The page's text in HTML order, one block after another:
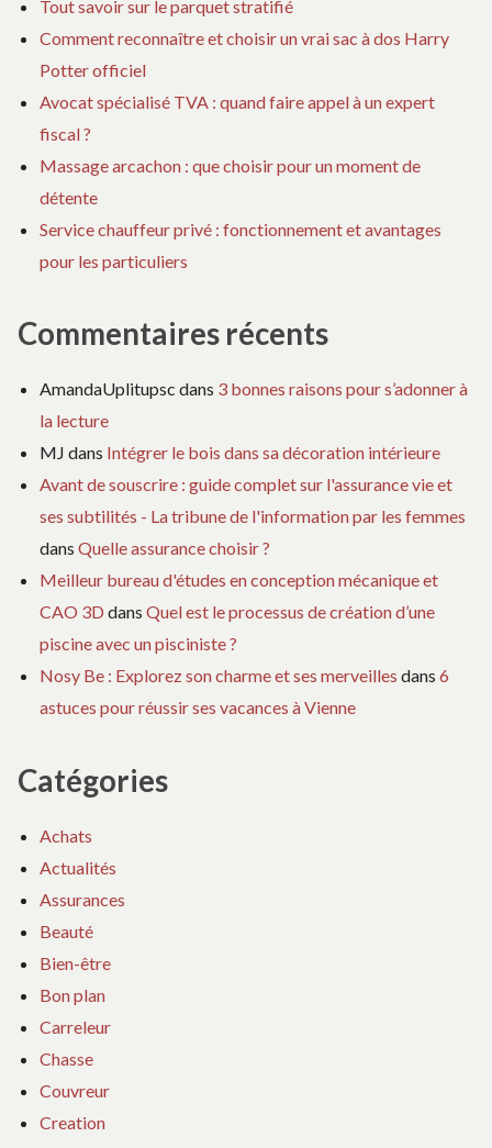
Tout savoir sur le parquet stratifié
Comment reconnaître et choisir un vrai sac à dos Harry
Potter officiel
Avocat spécialisé TVA : quand faire appel à un expert
fiscal ?
Massage arcachon : que choisir pour un moment de
détente
Service chauffeur privé : fonctionnement et avantages
pour les particuliers
Commentaires récents
AmandaUplitupsc dans 3 bonnes raisons pour s’adonner à
la lecture
MJ dans Intégrer le bois dans sa décoration intérieure
Avant de souscrire : guide complet sur l'assurance vie et
ses subtilités - La tribune de l'information par les femmes
dans Quelle assurance choisir ?
Meilleur bureau d'études en conception mécanique et
CAO 3D dans Quel est le processus de création d’une
piscine avec un pisciniste ?
Nosy Be : Explorez son charme et ses merveilles dans 6
astuces pour réussir ses vacances à Vienne
Catégories
Achats
Actualités
Assurances
Beauté
Bien-être
Bon plan
Carreleur
Chasse
Couvreur
Creation